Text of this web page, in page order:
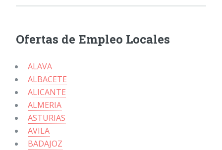
Ofertas de Empleo Locales
ALAVA
ALBACETE
ALICANTE
ALMERIA
ASTURIAS
AVILA
BADAJOZ